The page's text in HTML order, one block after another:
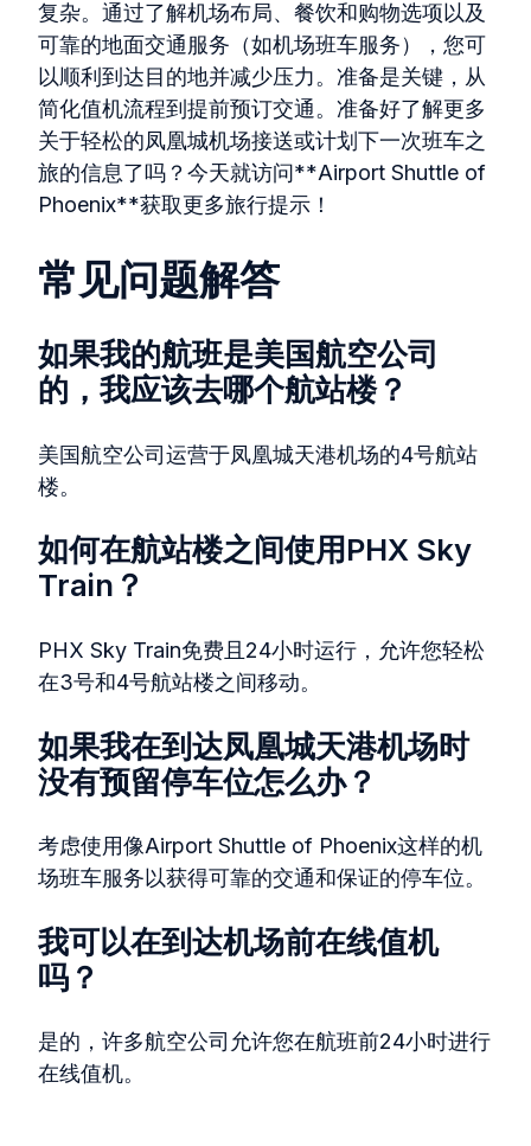
复杂。通过了解机场布局、餐饮和购物选项以及
可靠的地面交通服务（如机场班车服务），您可
以顺利到达目的地并减少压力。准备是关键，从
简化值机流程到提前预订交通。准备好了解更多
关于轻松的凤凰城机场接送或计划下一次班车之
旅的信息了吗？今天就访问**Airport Shuttle of
Phoenix**获取更多旅行提示！
常见问题解答
如果我的航班是美国航空公司
的，我应该去哪个航站楼？
美国航空公司运营于凤凰城天港机场的4号航站
楼。
如何在航站楼之间使用PHX Sky
Train？
PHX Sky Train免费且24小时运行，允许您轻松
在3号和4号航站楼之间移动。
如果我在到达凤凰城天港机场时
没有预留停车位怎么办？
考虑使用像Airport Shuttle of Phoenix这样的机
场班车服务以获得可靠的交通和保证的停车位。
我可以在到达机场前在线值机
吗？
是的，许多航空公司允许您在航班前24小时进行
在线值机。